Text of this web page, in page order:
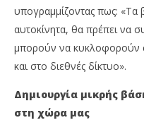
υπογραμμίζοντας πως: «Τα
αυτοκίνητα, θα πρέπει να
μπορούν να κυκλοφορούν
και στο διεθνές δίκτυο».
Δημιουργία μικρής
στη χώρα μας